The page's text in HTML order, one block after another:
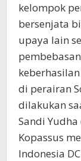
kelompok
bersenjata
upaya lain
di perairan
dilakukan
Sandi
Kopassus
Indonesia